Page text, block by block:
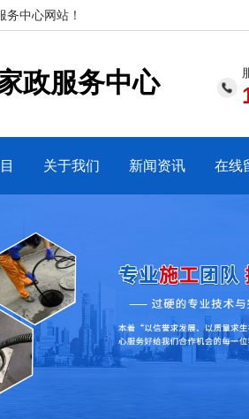
中心网站！
政服务中心
关于我们 新闻资讯 在线